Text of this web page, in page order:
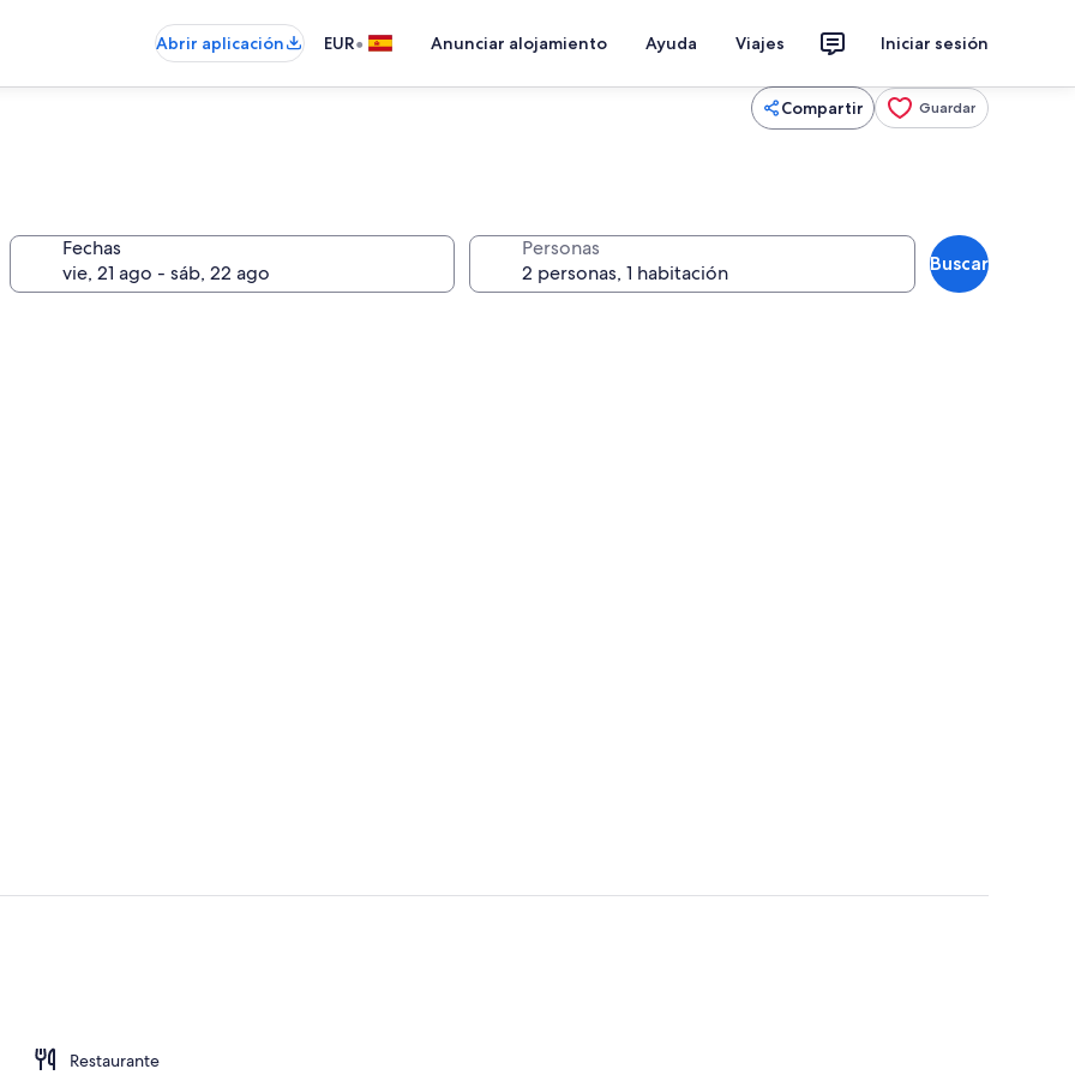
Abrir aplicación EUR• Anunciar alojamiento Ayuda Viajes Iniciar sesión
Compartir Guardar
Fechas Personas
Buscar
Restaurante